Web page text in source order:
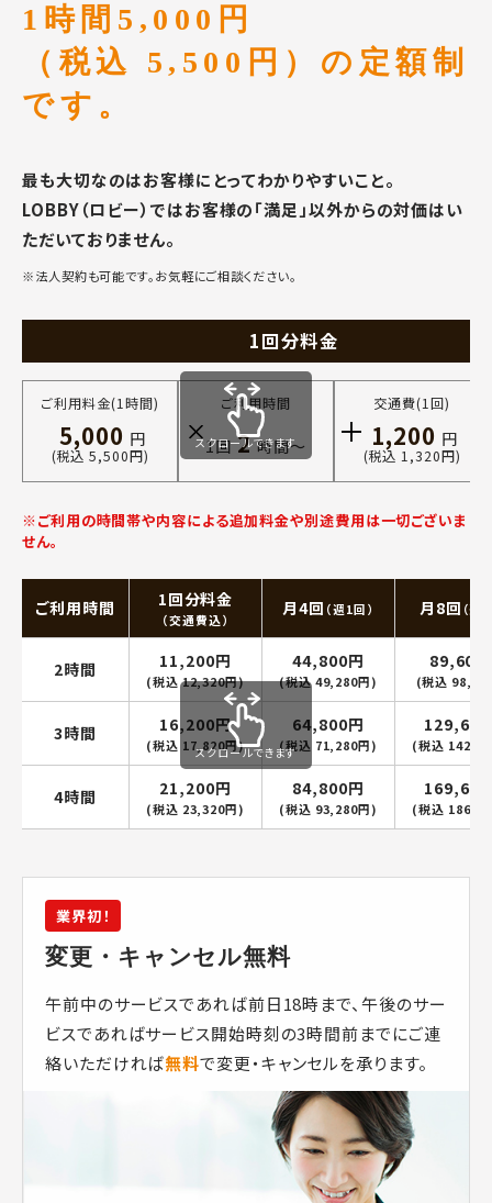
1時間5,000円
（税込 5,500円）の定額制
です。
最も大切なのはお客様にとってわかりやすいこと。
LOBBY（ロビー）ではお客様の「満足」以外からの対価はい
ただいておりません。
※法人契約も可能です。お気軽にご相談ください。
1回分料金
ご利用料金(1時間)
5,000 円
(税込 5,500円)
ご利用時間
1回 2 時間〜
交通費(1回)
1,200 円
(税込 1,320円)
スクロールできます
※ご利用の時間帯や内容による追加料金や別途費用は一切ございま
せん。
ご利用時間 1回分料金
（交通費込）
月4回 （週1回） 月8回 （週
2時間 11,200円
(税込 12,320円)
44,800円
(税込 49,280円)
89,600
(税込
3時間 16,200円
(税込 17,820円)
64,800円
(税込 71,280円) (税込
4時間 21,200円
(税込 23,320円)
84,800円
(税込 93,280円) (税込
スクロールできます
業界初！
変更・キャンセル無料
午前中のサービスであれば前日18時まで、午後のサー
ビスであればサービス開始時刻の3時間前までにご連
絡いただければ無料で変更・キャンセルを承ります。